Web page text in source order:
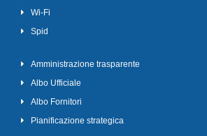
Wi-Fi
Spid
Amministrazione trasparente
Albo Ufficiale
Albo Fornitori
Pianificazione strategica